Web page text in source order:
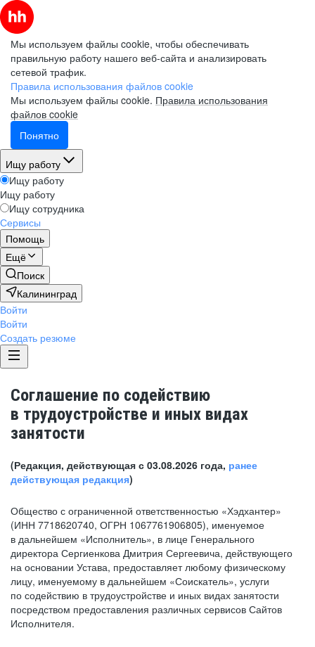
Мы используем файлы cookie, чтобы обеспечивать
правильную работу нашего веб-сайта и анализировать
сетевой трафик.
Правила использования файлов cookie
Мы используем файлы cookie. Правила использования
файлов cookie
Понятно
Ищу работу
Ищу работу
Ищу работу
Ищу сотрудника
Сервисы
Помощь
Ещё
Поиск
Калининград
Войти
Войти
Создать резюме
Соглашение по содействию
в трудоустройстве и иных видах
занятости
(Редакция, действующая с 03.08.2026 года, ранее
действующая редакция)
Общество с ограниченной ответственностью «Хэдхантер»
(ИНН 7718620740, ОГРН 1067761906805), именуемое
в дальнейшем «Исполнитель», в лице Генерального
директора Сергиенкова Дмитрия Сергеевича, действующего
на основании Устава, предоставляет любому физическому
лицу, именуемому в дальнейшем «Соискатель», услуги
по содействию в трудоустройстве и иных видах занятости
посредством предоставления различных сервисов Сайтов
Исполнителя.